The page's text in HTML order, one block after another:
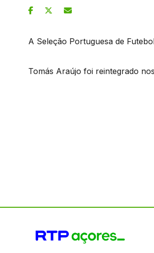
A Seleção Portuguesa de
Tomás Araújo foi reintegrado